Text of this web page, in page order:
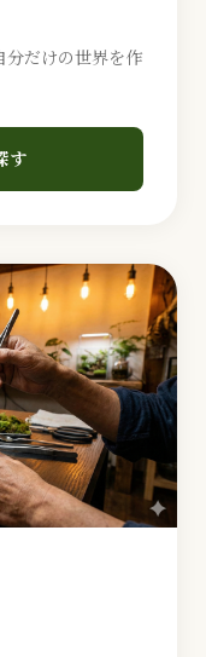
分だけの世界を作
す